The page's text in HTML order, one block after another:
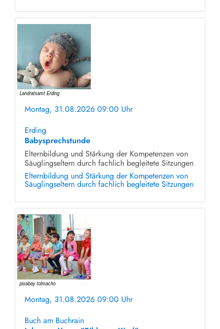
Montag, 31.08.2026 09:00 Uhr
Erding
Babysprechstunde
Elternbildung und Stärkung der Kompetenzen von
Säuglingseltern durch fachlich begleitete Sitzungen
Elternbildung und Stärkung der Kompetenzen von
Säuglingseltern durch fachlich begleitete Sitzungen
Montag, 31.08.2026 09:00 Uhr
Buch am Buchrain